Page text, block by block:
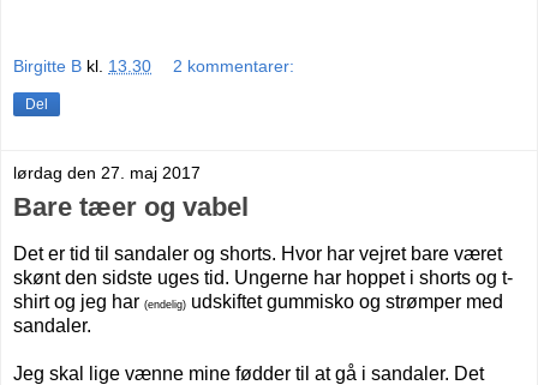
Birgitte B kl. 13.30 2 kommentarer:
Del
lørdag den 27. maj 2017
Bare tæer og vabel
Det er tid til sandaler og shorts. Hvor har vejret bare været
skønt den sidste uges tid. Ungerne har hoppet i shorts og t-
shirt og jeg har (endelig) udskiftet gummisko og strømper med
sandaler.
Jeg skal lige vænne mine fødder til at gå i sandaler. Det